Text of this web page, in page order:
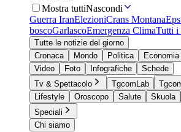
Mostra tuttiNascondi
Guerra IranElezioniCrans Montana
boscoGarlascoEmergenza ClimaTutti i
Tutte le notizie del giorno
Cronaca
Mondo Politica Economia
Video
Foto Infografiche
Schede
Tv & Spettacolo
TgcomLab
Lifestyle
Oroscopo Salute Skuola
Speciali
Chi siamo